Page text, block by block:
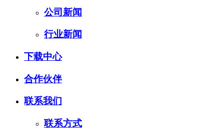
公司新闻
行业新闻
下载中心
合作伙伴
联系我们
联系方式